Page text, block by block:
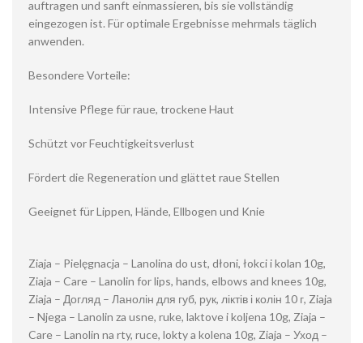
auftragen und sanft einmassieren, bis sie vollständig
eingezogen ist. Für optimale Ergebnisse mehrmals täglich
anwenden.
Besondere Vorteile:
Intensive Pflege für raue, trockene Haut
Schützt vor Feuchtigkeitsverlust
Fördert die Regeneration und glättet raue Stellen
Geeignet für Lippen, Hände, Ellbogen und Knie
Ziaja – Pielęgnacja – Lanolina do ust, dłoni, łokci i kolan 10g,
Ziaja – Care – Lanolin for lips, hands, elbows and knees 10g,
Ziaja – Догляд – Ланолін для губ, рук, ліктів і колін 10 г, Ziaja
– Njega – Lanolin za usne, ruke, laktove i koljena 10g, Ziaja –
Care – Lanolin na rty, ruce, lokty a kolena 10g, Ziaja – Уход –